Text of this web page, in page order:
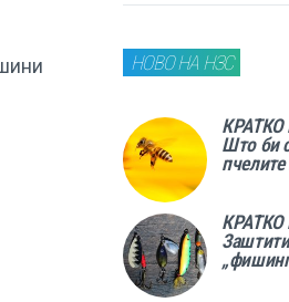
НОВО НА НЗС
Што би
пчелите